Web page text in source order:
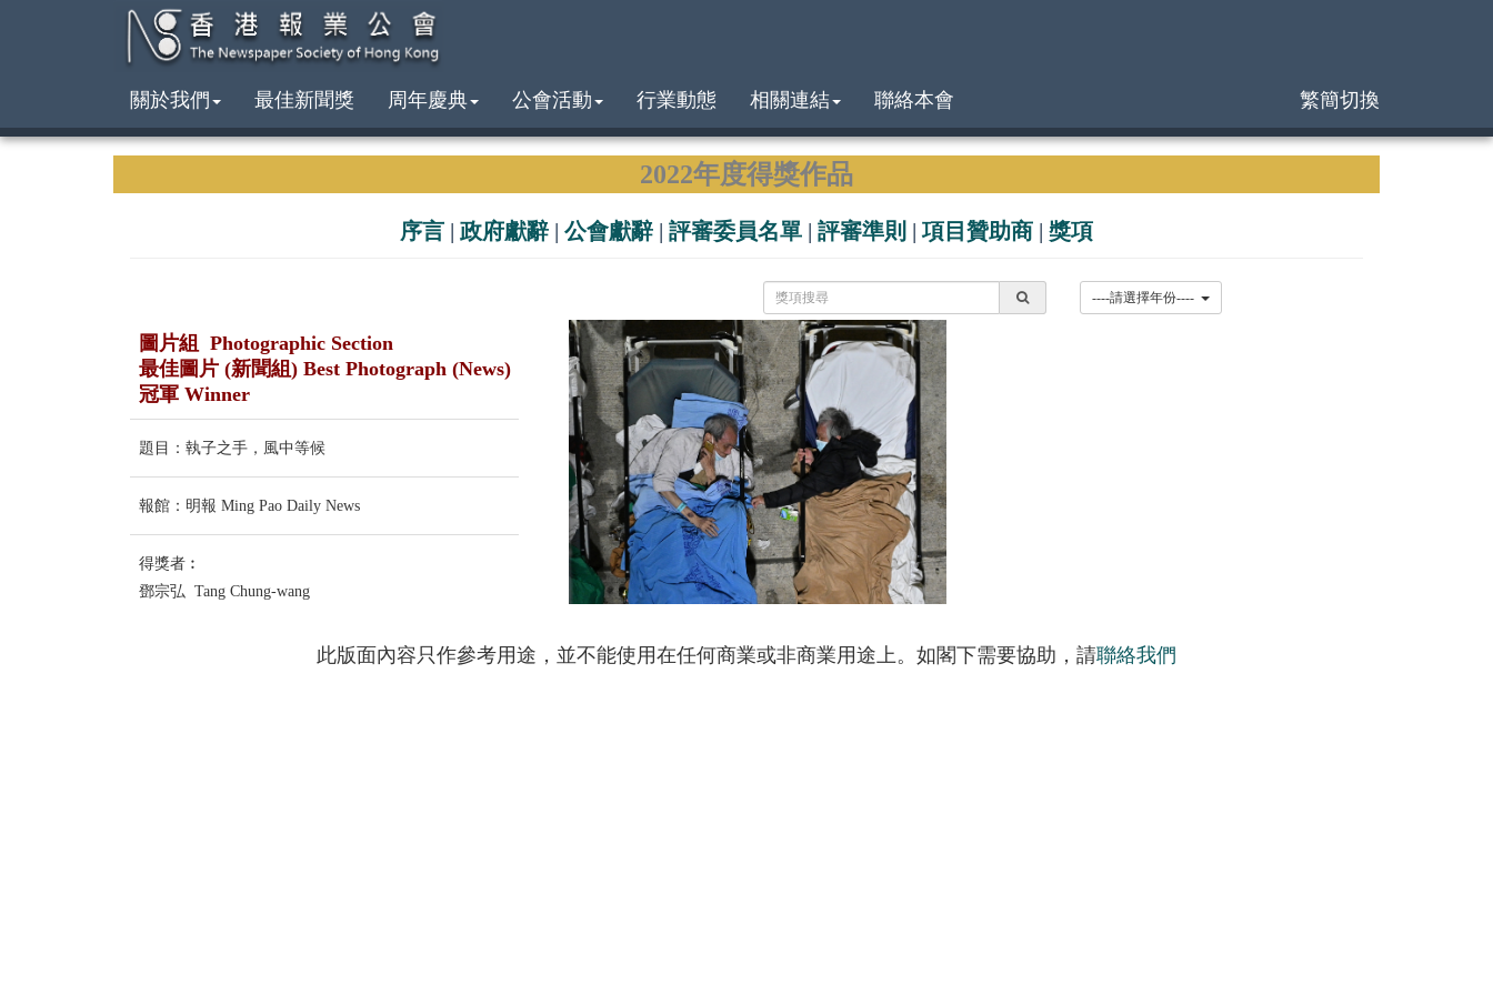
關於我們 最佳新聞獎 周年慶典 公會活動 行業動態 相關連結 聯絡本會 繁簡切換
2022年度得獎作品
序言 | 政府獻辭 | 公會獻辭 | 評審委員名單 | 評審準則 | 項目贊助商 | 獎項
圖片組 Photographic Section
最佳圖片 (新聞組) Best Photograph (News)
冠軍 Winner
題目：執子之手，風中等候
報館：明報 Ming Pao Daily News
得獎者︰
鄧宗弘 Tang Chung-wang
此版面內容只作參考用途，並不能使用在任何商業或非商業用途上。如閣下需要協助，請聯絡我們